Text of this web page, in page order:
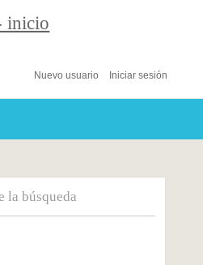
Nuevo usuario Iniciar sesión
la búsqueda